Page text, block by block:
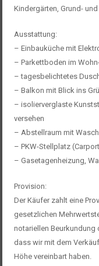
Kindergärten, Grund-
Ausstattung:
– Einbauküche mit
– Parkettboden im
– tagesbelichtetes
– Balkon mit Blick ins
– isolierverglaste
versehen
– Abstellraum mit
– PKW-Stellplatz
– Gasetagenheizung,
Provision:
Der Käufer zahlt eine
gesetzlichen
notariellen Beurkundung
dass wir mit dem
Höhe vereinbart haben.